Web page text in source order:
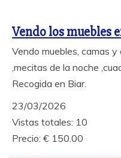
Vendo los muebles
Vendo muebles, camas
,mecitas de la noche
Recogida en Biar.
23/03/2026
Vistas totales: 10
Precio: € 150.00